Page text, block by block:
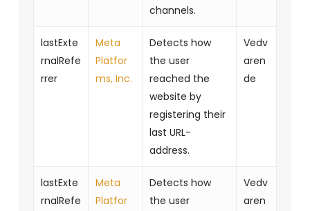
channels.
lastExte
rnalRefe
rrer
Meta
Platfor
ms, Inc.
Detects how
the user
reached the
website by
registering their
last URL-
address.
Vedv
aren
de
lastExte
rnalRefe
Meta
Platfor
Detects how
the user
Vedv
aren